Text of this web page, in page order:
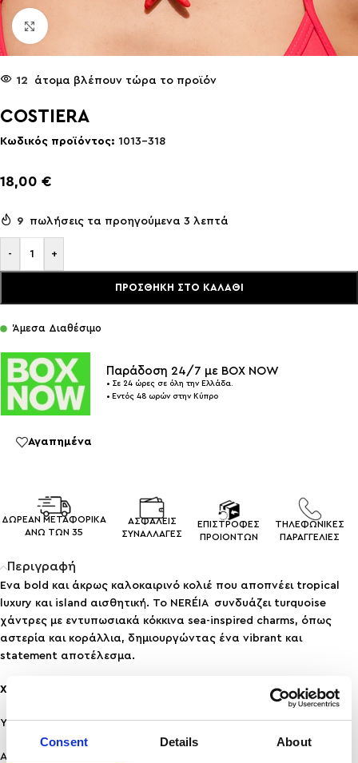
Consent Details About
Click to enlarge
12 άτομα βλέπουν τώρα το προϊόν
COSTIERA
Κωδικός προϊόντος: 1013-318
18,00 €
9 πωλήσεις τα προηγούμενα 3 λεπτά
- +
ΠΡΟΣΘΉΚΗ ΣΤΟ ΚΑΛΆΘΙ
Άμεσα Διαθέσιμο
Παράδοση 24/7 με BOX NOW
• Σε 24 ώρες σε όλη την Ελλάδα.
• Εντός 48 ωρών στην Κύπρο
Αγαπημένα
ΔΩΡΕΑΝ ΜΕΤΑΦΟΡΙΚΑ
ΑΝΩ ΤΩΝ 35
ΑΣΦΑΛΕΙΣ
ΣΥΝΑΛΛΑΓEΣ
ΕΠΙΣΤΡΟΦΕΣ
ΠΡΟΙΟΝΤΩΝ
ΤΗΛΕΦΩΝΙΚΕΣ
ΠΑΡΑΓΓΕΛΙΕΣ
Περιγραφή
Ένα bold και άκρως καλοκαιρινό κολιέ που αποπνέει tropical
luxury και island αισθητική. Το NERÉIA συνδυάζει turquoise
χάντρες με εντυπωσιακά κόκκινα sea-inspired charms, όπως
αστερία και κοράλλια, δημιουργώντας ένα vibrant και
statement αποτέλεσμα.
Χαρακτηριστικά:
Υλικό: Ανοξείδωτο Ατσάλι
Ανθεκτικότητα: Ανθεκτικό σε νερό & άρωμα, δε μαυρίζει!